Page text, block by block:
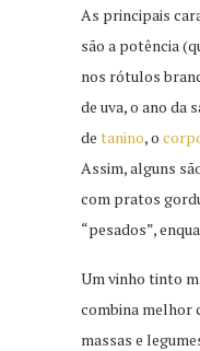
As principais
são a potência
nos rótulos
de uva, o ano da
de tanino, o
Assim, alguns
com pratos
“pesados”,
Um vinho tinto
combina melhor
massas e